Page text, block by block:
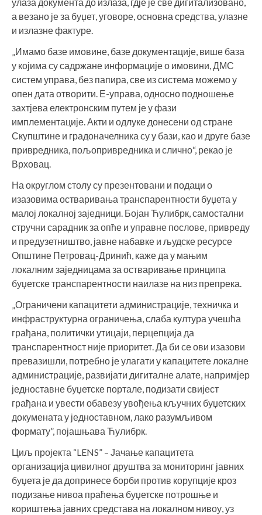
а везано је за буџет, уговоре, основна средства, улазне
и излазне фактуре.
„Имамо базе имовине, базе документације, више база
у којима су садржане информације о имовини, ДМС
систем управа, без папира, све из система можемо у
опен дата отворити. Е-управа, односно подношење
захтјева електронским путем је у фази
имплементације. Акти и одлуке донесени од стране
Скупштине и градоначелника су у бази, као и друге базе
привредника, пољопривредника и слично“, рекао је
Врховац.
На округлом столу су презентовани и подаци о
изазовима остваривања транспарентности буџета у
малој локалној заједници. Бојан Ћулибрк, самостални
стручни сарадник за опће и управне послове, привреду
и предузетништво, јавне набавке и људске ресурсе
Општине Петровац-Дринић, каже да у мањим
локалним заједницама за остваривање принципа
буџетске транспарентности наилазе на низ препрека.
„Ограничени капацитети администрације, техничка и
инфраструктурна ограничења, слаба култура учешћа
грађана, политички утицаји, перцепција да
транспарентност није приоритет. Да би се ови изазови
превазишли, потребно је улагати у капацитете локалне
администрације, развијати дигиталне алате, напримјер
једноставне буџетске портале, подизати свијест
грађана и увести обавезу увођења кључних буџетских
докумената у једноставном, лако разумљивом
формату”, појашњава Ћулибрк.
Циљ пројекта “LENS” – Јачање капацитета
организација цивилног друштва за мониторинг јавних
буџета је да допринесе борби против корупције кроз
подизање нивоа праћења буџетске потрошње и
кориштења јавних средстава на локалном нивоу, уз